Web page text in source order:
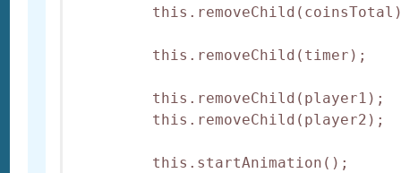
this.removeChild(timer);
this.removeChild(player1);
this.removeChild(player2);
this.startAnimation();